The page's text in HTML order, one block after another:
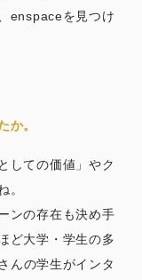
enspaceを見つけ
か。
しての価値」やク
。
ンの存在も決め手
ど大学・学生の多
んの学生がインタ